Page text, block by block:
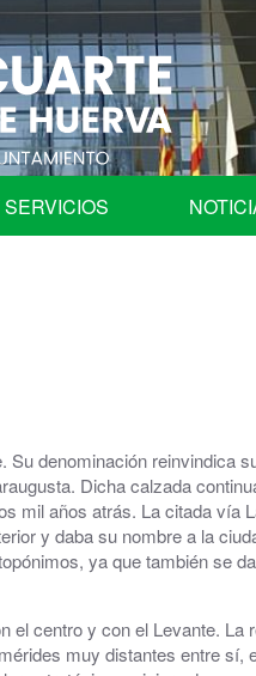
para Mayores
Joven
denominación reinvindica
Dicha calzada
mil años atrás. La citada vía
y daba su nombre a la
ya que también se
el centro y con el Levante. La
muy distantes entre sí,